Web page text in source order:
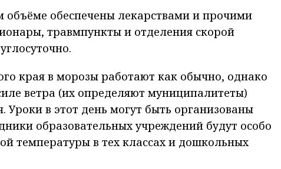
обеспечены лекарствами и прочими
травмпункты и отделения скорой
края в морозы работают как обычно, однако
ветра (их определяют муниципалитеты)
Уроки в этот день могут быть организованы
образовательных учреждений будут особо
температуры в тех классах и дошкольных